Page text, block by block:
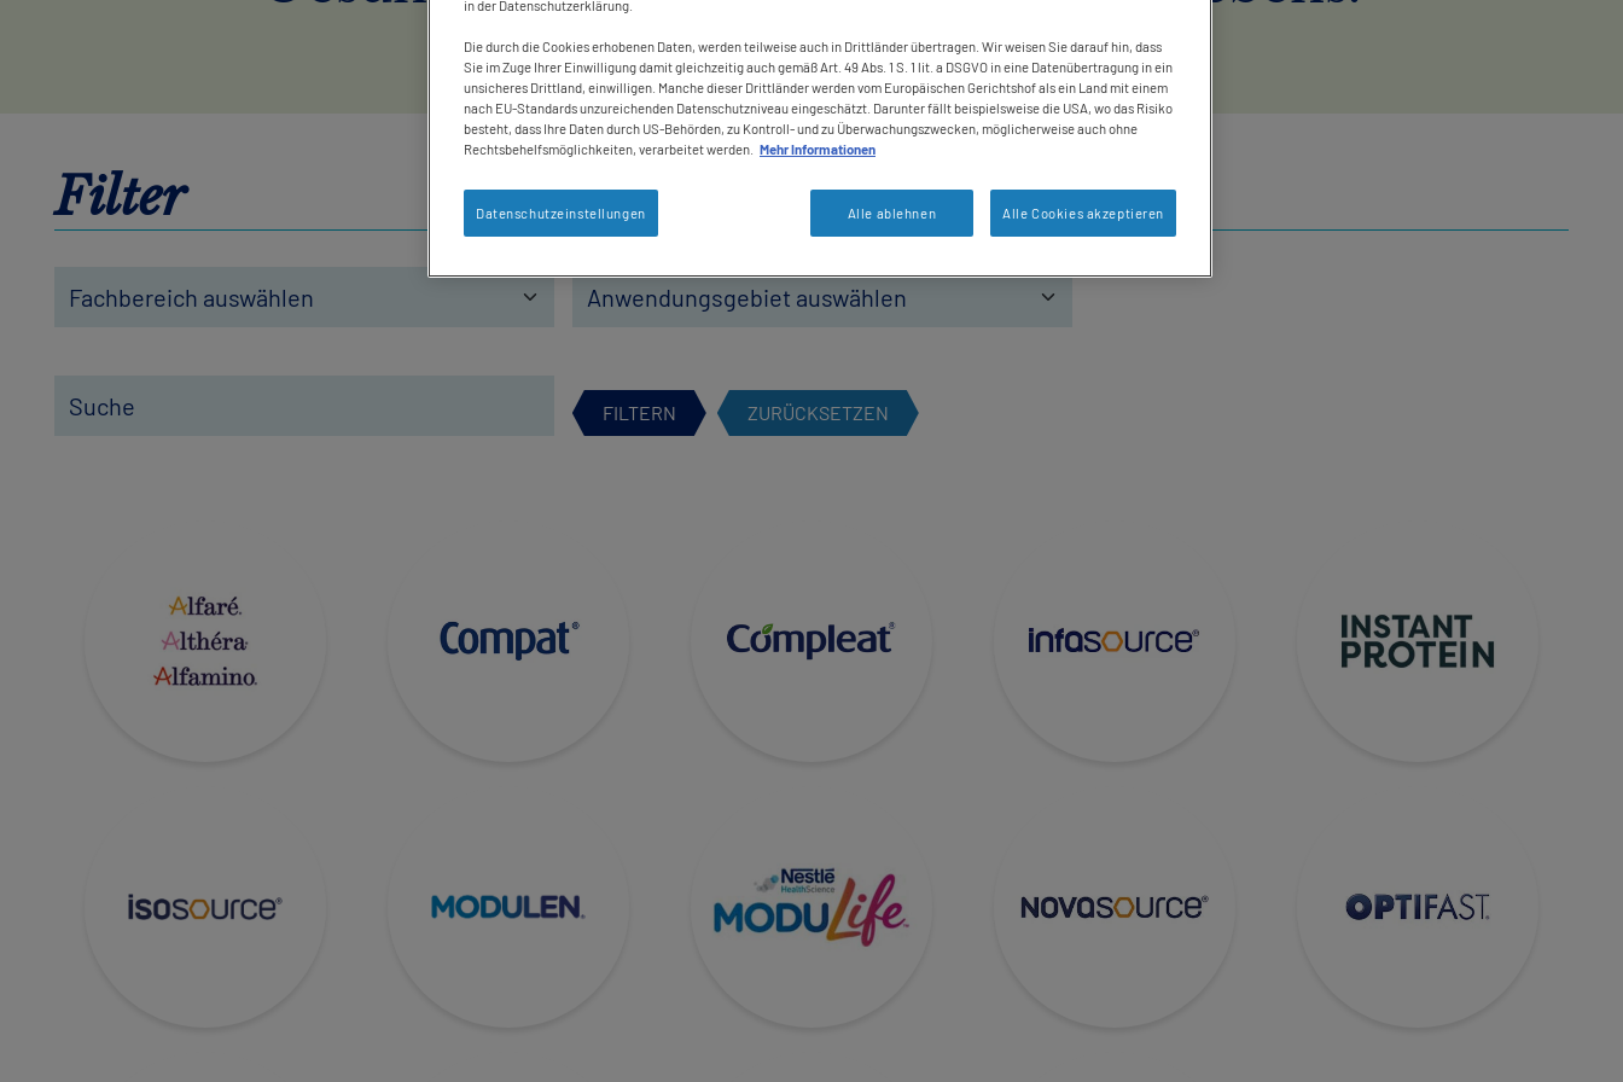
Filter
FILTERN ZURÜCKSETZEN
in der Datenschutzerklärung.
Die durch die Cookies erhobenen Daten, werden teilweise auch in Drittländer übertragen. Wir weisen Sie darauf hin, dass
Sie im Zuge Ihrer Einwilligung damit gleichzeitig auch gemäß Art. 49 Abs. 1 S. 1 lit. a DSGVO in eine Datenübertragung in ein
unsicheres Drittland, einwilligen. Manche dieser Drittländer werden vom Europäischen Gerichtshof als ein Land mit einem
nach EU-Standards unzureichenden Datenschutzniveau eingeschätzt. Darunter fällt beispielsweise die USA, wo das Risiko
besteht, dass Ihre Daten durch US-Behörden, zu Kontroll- und zu Überwachungszwecken, möglicherweise auch ohne
Rechtsbehelfsmöglichkeiten, verarbeitet werden.
Mehr Informationen
Alle ablehnen Alle Cookies akzeptieren
Datenschutzeinstellungen